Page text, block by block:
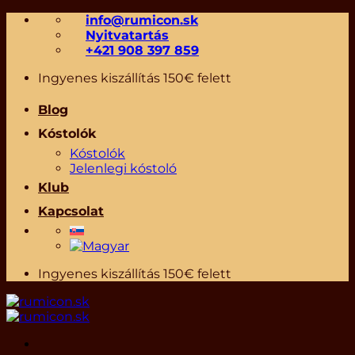
Skip
content
info@rumicon.sk
Nyitvatartás
+421 908 397 859
Ingyenes kiszállítás 150€ felett
Blog
Kóstolók
Kóstolók
Jelenlegi kóstoló
Klub
Kapcsolat
Ingyenes kiszállítás 150€ felett